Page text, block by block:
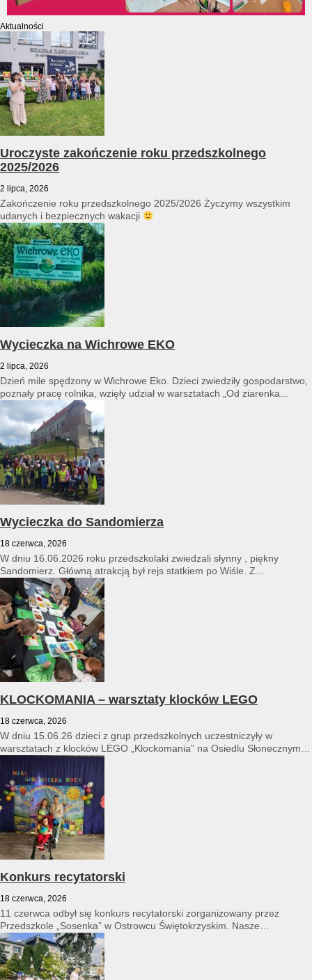
Aktualności
Uroczyste zakończenie roku przedszkolnego
2025/2026
2 lipca, 2026
Zakończenie roku przedszkolnego 2025/2026 Życzymy wszystkim
udanych i bezpiecznych wakacji
Wycieczka na Wichrowe EKO
2 lipca, 2026
Dzień mile spędzony w Wichrowe Eko. Dzieci zwiedziły gospodarstwo,
poznały pracę rolnika, wzięły udział w warsztatach „Od ziarenka...
Wycieczka do Sandomierza
18 czerwca, 2026
W dniu 16.06.2026 roku przedszkolaki zwiedzali słynny , piękny
Sandomierz. Główną atrakcją był rejs statkiem po Wiśle. Z...
KLOCKOMANIA – warsztaty klocków LEGO
18 czerwca, 2026
W dniu 15.06.26 dzieci z grup przedszkolnych uczestniczyły w
warsztatach z klocków LEGO „Klockomania” na Osiedlu Słonecznym
Konkurs recytatorski
18 czerwca, 2026
11 czerwca odbył się konkurs recytatorski zorganizowany przez
Przedszkole „Sosenka” w Ostrowcu Świętokrzyskim. Nasze
przedszkole reprezentował Franciszek Karpiński...